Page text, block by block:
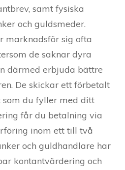
samt fysiska
och guldsmeder.
marknadsför sig ofta
de saknar dyra
därmed erbjuda bättre
De skickar ett förbetalt
du fyller med ditt
får du betalning via
inom ett till två
och guldhandlare har
kontantvärdering och